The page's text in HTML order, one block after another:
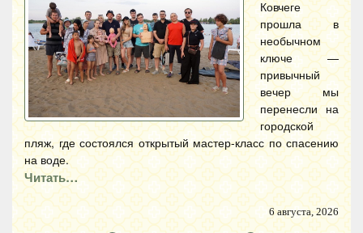
Ковчеге
прошла в
необычном
ключе —
привычный
вечер мы
перенесли на
городской
пляж, где состоялся открытый мастер-класс по спасению
на воде.
Читать…
6 августа, 2026